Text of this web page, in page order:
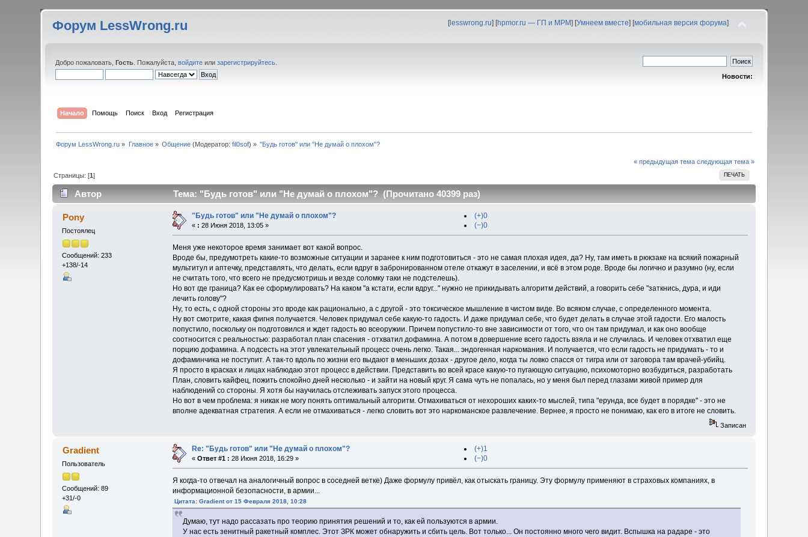
Форум LessWrong.ru [lesswrong.ru] [hpmor.ru — ГП и МРМ] [Умнеем вместе] [мобильная версия форума]
Добро пожаловать,Гость . Пожалуйста,войдите илизарегистрируйтесь
Новости:
Начало Помощь Поиск Вход Регистрация
Форум LessWrong.ru » Главное» Общение (Модератор:fil0sof) » "Будь готов" или "Не думай о плохом"?
« предыдущая тема следующая тема »
ПЕЧАТЬ
Страницы: [1]
Автор Тема: "Будь готов" или "Не думай о плохом"? (Прочитано 40399 раз)
Pony
Постоялец
Сообщений: 233
+138/-14
"Будь готов" или "Не думай о плохом"?
« : 28 Июня 2018, 13:05 »
(+)0
(−)0
Меня уже некоторое время занимает вот какой вопрос.
Вроде бы, предумотреть какие-то возможные ситуации и заранее к ним подготовиться - это не самая плохая идея, да? Ну, там иметь в рюкзаке на всякий пожарный
мультитул и аптечку, представлять, что делать, если вдруг в забронированном отеле откажут в заселении, и всё в этом роде. Вроде бы логично и разумно (ну, если
не считать того, что всего не предусмотришь и везде соломку таки не подстелешь).
Но вот где граница? Как ее сформулировать? На каком "а кстати, если вдруг..." нужно не прикидывать алгоритм действий, а говорить себе "заткнись, дура, и иди
лечить голову"?
Ну, то есть, с одной стороны это вроде как рационально, а с другой - это токсическое мышление в чистом виде. Во всяком случае, с определенного момента.
Ну вот смотрите, какая фигня получается. Человек придумал себе какую-то гадость. И даже придумал себе, что будет делать в случае этой гадости. Его малость
попустило, поскольку он подготовился и ждет гадость во всеоружии. Причем попустило-то вне зависимости от того, что он там придумал, и как оно вообще
соотносится с реальностью: разработал план спасения - отхватил дофамина. А потом в довершение всего гадость взяла и не случилась. И человек отхватил еще
порцию дофамина. А подсесть на этот увлекательный процесс очень легко. Такая... эндогенная наркомания. И получается, что если гадость не придумать - то и
дофаминчика не поступит. А так-то вдоль по жизни его выдают в меньших дозах - другое дело, когда ты ловко спасся от тигра или от заговора там врачей-убийц.
Я просто в красках и лицах наблюдаю этот процесс в действии. Представить во всей красе какую-то пугающую ситуацию, психомоторно возбудиться, разработать
План, словить кайфец, пожить спокойно дней несколько - и зайти на новый круг. Я сама чуть не попалась, но у меня был перед глазами живой пример для
наблюдений со стороны. Я хотя бы научилась отслеживать запуск этого процесса.
Но вот в чем проблема: я никак не могу понять оптимальный алгоритм. Отмахиваться от нехороших каких-то мыслей, типа "ерунда, все будет в порядке" - это не
вполне адекватная стратегия. А если не отмахиваться - легко словить вот это наркоманское развлечение. Вернее, я просто не понимаю, как его в итоге не словить.
Записан
Gradient
Пользователь
Сообщений: 89
+31/-0
Re: "Будь готов" или "Не думай о плохом"?
«Ответ #1 : 28 Июня 2018, 16:29 »
(+)1
(−)0
Я когда-то отвечал на аналогичный вопрос в соседней ветке) Даже формулу привёл, как отыскать границу. Эту формулу применяют в страховых компаниях, в
информационной безопасности, в армии...
Цитата: Gradient от 15 Февраля 2018, 10:28
Думаю, тут надо рассазать про теорию принятия решений и то, как ей пользуются в армии.
У нас есть зенитный ракетный комплес. Этот ЗРК может обнаружить и сбить цель. Вот только... Он постоянно много чего видит. Вспышка на радаре - это